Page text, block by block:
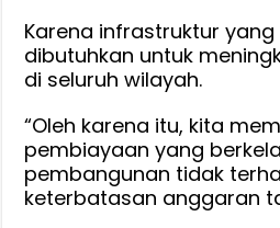
Karena infrastruktur
dibutuhkan untuk
di seluruh wilayah.
“Oleh karena itu, kita
pembiayaan yang
pembangunan tidak
keterbatasan anggaran